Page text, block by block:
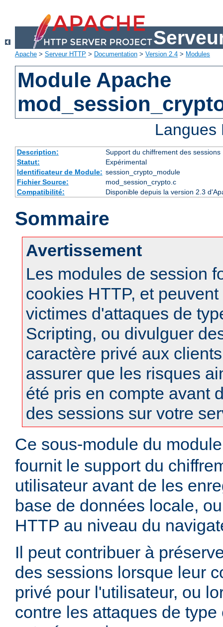
Apache > Serveur HTTP > Documentation > Version 2.4 > Modules
Module Apache
Description:
Support du chiffrement des sessions
Statut:
Expérimental
Identificateur de Module: session_crypto_module
Fichier Source:
mod_session_crypto.c
Compatibilité:
Disponible depuis la version 2.3
Sommaire
Avertissement
Les modules de session
cookies HTTP, et
victimes d'attaques de
Scripting, ou divulguer
caractère privé aux
assurer que les risques
été pris en compte avant
des sessions sur votre
Ce sous-module du
fournit le support du
utilisateur avant de les
base de données locale,
HTTP au niveau du
Il peut contribuer à
des sessions lorsque leur
privé pour l'utilisateur, ou
contre les attaques de